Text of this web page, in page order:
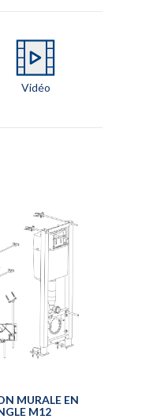
Vidéo
MURALE EN
M12